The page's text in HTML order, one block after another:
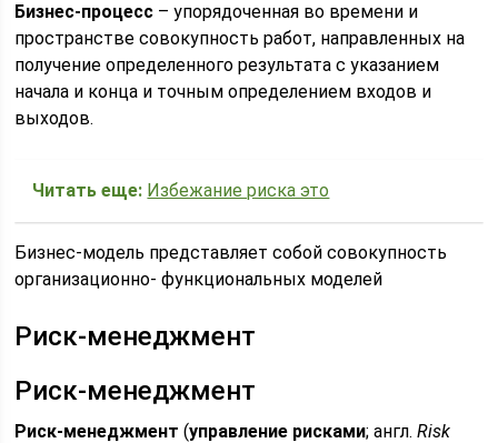
Бизнес-процесс – упорядоченная во времени и
пространстве совокупность работ, направленных на
получение определенного результата с указанием
начала и конца и точным определением входов и
выходов.
Читать еще: Избежание риска это
Бизнес-модель представляет собой совокупность
организационно- функциональных моделей
Риск-менеджмент
Риск-менеджмент
Риск-менеджмент (управление рисками; англ.Risk